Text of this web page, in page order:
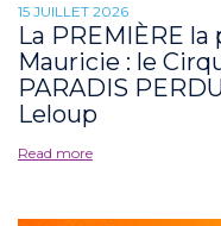
15 JUILLET 2026
La PREMIÈRE
Mauricie : le
PARADIS
Leloup
Read more